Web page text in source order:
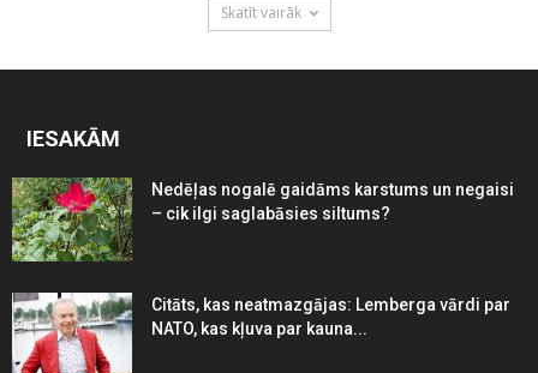
Skatīt vairāk
IESAKĀM
Nedēļas nogalē gaidāms karstums un negaisi
– cik ilgi saglabāsies siltums?
Citāts, kas neatmazgājas: Lemberga vārdi par
NATO, kas kļuva par kauna...